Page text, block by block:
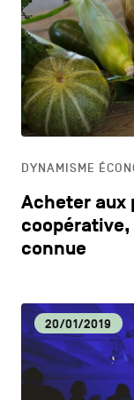
DYNAMISME
Acheter aux
connue
20/01/2019